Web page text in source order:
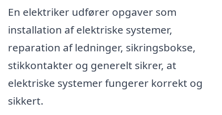
En elektriker udfører opgaver som
installation af elektriske systemer,
reparation af ledninger, sikringsbokse,
stikkontakter og generelt sikrer, at
elektriske systemer fungerer korrekt og
sikkert.